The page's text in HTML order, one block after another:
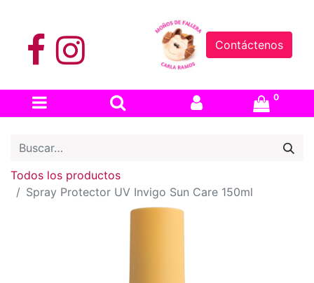
Contáctenos
0
Todos los productos
Spray Protector UV Invigo Sun Care 150ml